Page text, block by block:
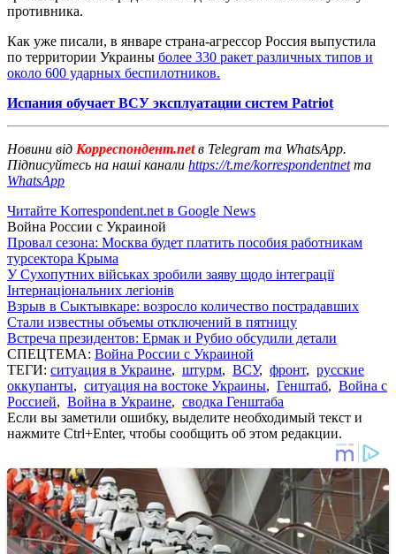
противника.
Как уже писали, в январе страна-агрессор Россия выпустила
по территории Украины более 330 ракет различных типов и
около 600 ударных беспилотников.
Испания обучает ВСУ эксплуатации систем Patriot
Новини від Корреспондент.netв Telegram та WhatsApp.
Підписуйтесь на наші канали https://t.me/korrespondentnetта
WhatsApp
Читайте Korrespondent.net в Google News
Война России с Украиной
Провал сезона: Москва будет платить пособия работникам
турсектора Крыма
У Сухопутних військах зробили заяву щодо інтеграції
Інтернаціональних легіонів
Взрыв в Сыктывкаре: возросло количество пострадавших
Стали известны объемы отключений в пятницу
Встреча президентов: Ермак и Рубио обсудили детали
СПЕЦТЕМА: Война России с Украиной
ТЕГИ: ситуация в Украине, штурм, ВСУ, фронт, русские
оккупанты, ситуация на востоке Украины, Генштаб, Война с
Россией, Война в Украине, сводка Генштаба
Если вы заметили ошибку, выделите необходимый текст и
нажмите Ctrl+Enter, чтобы сообщить об этом редакции.